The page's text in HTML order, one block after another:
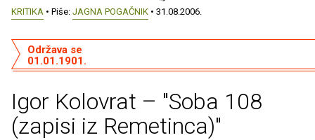
KRITIKA • Piše: JAGNA POGAČNIK • 31.08.2006.
Igor Kolovrat – "Soba 108
(zapisi iz Remetinca)"
Održava se
01.01.1901.